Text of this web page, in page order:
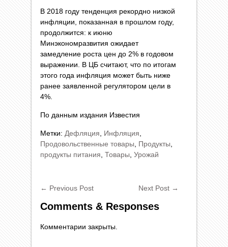
В 2018 году тенденция рекордно низкой
инфляции, показанная в прошлом году,
продолжится: к июню
Минэкономразвития ожидает
замедление роста цен до 2% в годовом
выражении. В ЦБ считают, что по итогам
этого года инфляция может быть ниже
ранее заявленной регулятором цели в
4%.
По данным издания Известия
Метки: Дефляция Инфляция
Продовольственные товары
Продукты
продукты питания Товары Урожай
← Previous Post Next Post →
Comments & Responses
Комментарии закрыты.